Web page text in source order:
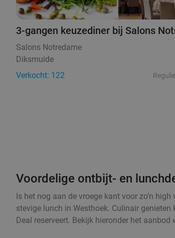
3-gangen keuzediner bij Salons
Salons Notredame
Diksmuide
Verkocht: 122
Voordelige ontbijt- en
Is het nog aan de vroege kant voor zo’n
stevige lunch in Westhoek. Culinair
Deal reserveert. Bekijk hieronder het